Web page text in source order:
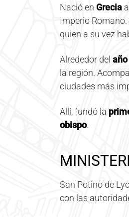
Nació en Grecia
Imperio
quien a su vez
Alrededor del
la región.
ciudades más
Allí, fundó la
obispo.
San Potino de
con las